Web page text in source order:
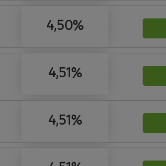
4,50%
4,51%
4,51%